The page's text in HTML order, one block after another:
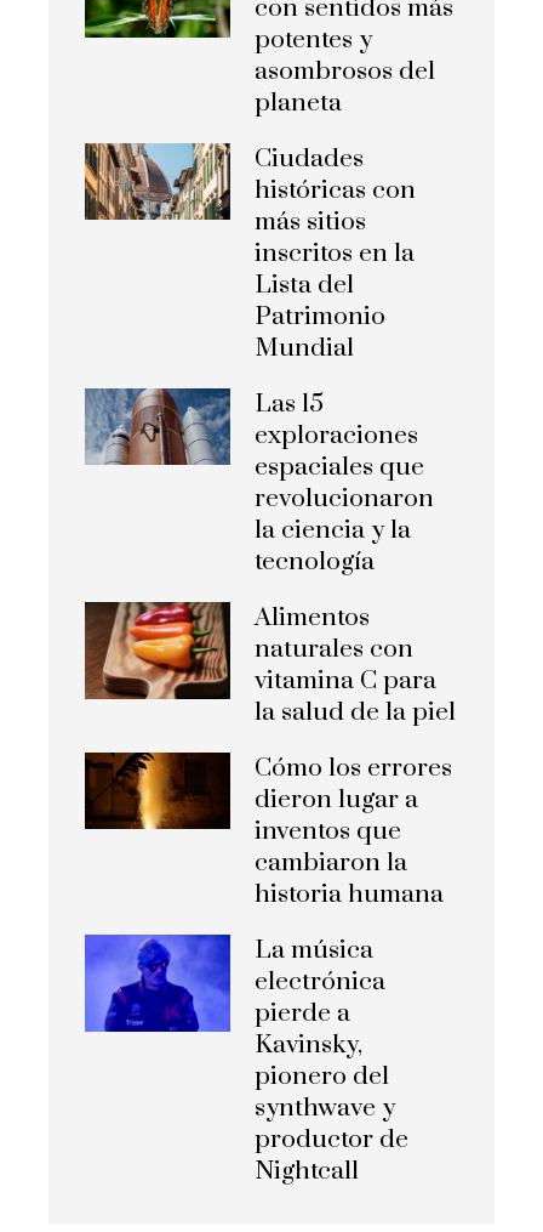
con sentidos más
potentes y
asombrosos del
planeta
Ciudades
históricas con
más sitios
inscritos en la
Lista del
Patrimonio
Mundial
Las 15
exploraciones
espaciales que
revolucionaron
la ciencia y la
tecnología
Alimentos
naturales con
vitamina C para
la salud de la piel
Cómo los errores
dieron lugar a
inventos que
cambiaron la
historia humana
La música
electrónica
pierde a
Kavinsky,
pionero del
synthwave y
productor de
Nightcall